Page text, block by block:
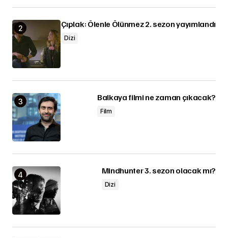
Çıplak: Ölenle Ölünmez 2. sezon yayımlandı
Dizi
Balkaya filmi ne zaman çıkacak?
Film
Mindhunter 3. sezon olacak mı?
Dizi